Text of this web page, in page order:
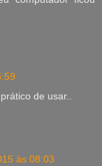
de usar..
às 08:03